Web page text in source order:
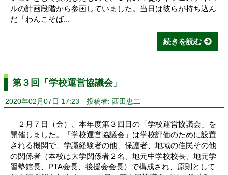
ルの計画段階から参画していました。当日は彼らが持ち込ん
だ「わんこそば...
続きを読む
第３回「学校運営協議会」
2020年02月07日 17:23 投稿者: 西田恵二
２月７日（金）、本年度第３回目の「学校運営協議会」を
開催しました。「学校運営協議会」は学校評価のために設置
される機関で、学識経験者の他、保護者、地域の住民その他
の関係者（本校は大学関係者２名、地元中学校校長、地元学
習塾館長、PTA会長、後援会会長）で構成され、原則として